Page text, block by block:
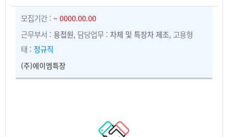
모집기간 : ~ 0000.00.00
근무부서 : 용접원, 담당업무 : 차체 및 특장차 제조, 고용형
태 : 정규직
(주)에이엠특장